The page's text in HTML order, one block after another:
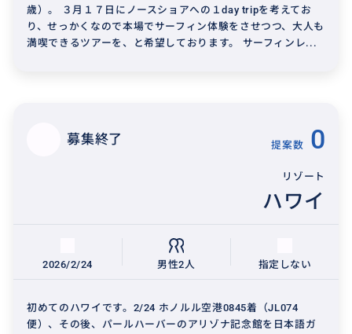
歳）。 ３月１７日にノースショアへの１day tripを考えてお
り、せっかくなので本場でサーフィン体験をさせつつ、大人も
満喫できるツアーを、と希望しております。 サーフィンレ...
募集終了 提案数 0
リゾート
ハワイ
2026/2/24 男性2人 指定しない
初めてのハワイです。2/24 ホノルル空港0845着（JL074
便）、その後、パールハーバーのアリゾナ記念館を日本語ガ